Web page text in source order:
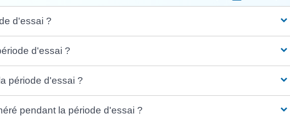
d'essai ?
d'essai ?
période d'essai ?
pendant la période d'essai ?